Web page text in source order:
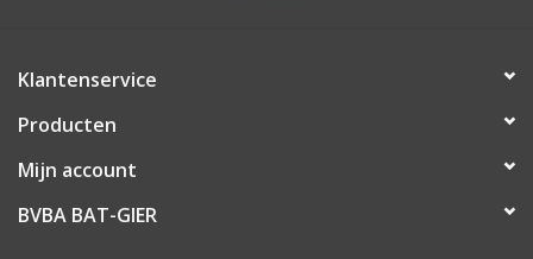
Klantenservice
Producten
Mijn account
BVBA BAT-GIER